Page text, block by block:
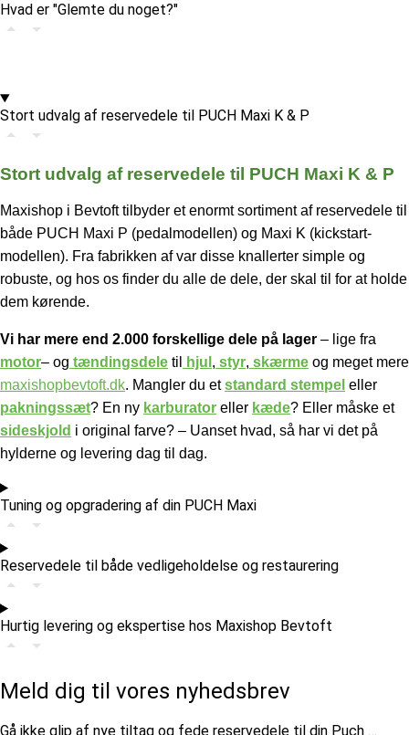
Hvad er "Glemte du noget?"
Stort udvalg af reservedele til PUCH Maxi K & P
Stort udvalg af reservedele til PUCH Maxi K & P
Maxishop i Bevtoft tilbyder et enormt sortiment af reservedele til
både PUCH Maxi P (pedalmodellen) og Maxi K (kickstart-
modellen). Fra fabrikken af var disse knallerter simple og
robuste, og hos os finder du alle de dele, der skal til for at holde
dem kørende.
Vi har mere end 2.000 forskellige dele på lager – lige fra
motor– og tændingsdele til hjul , styr, skærme og meget mere
maxishopbevtoft.dk. Mangler du etstandard stempel eller
pakningssæt? En ny karburator eller kæde? Eller måske et
sideskjold i original farve? – Uanset hvad, så har vi det på
hylderne og levering dag til dag.
Tuning og opgradering af din PUCH Maxi
Reservedele til både vedligeholdelse og restaurering
Hurtig levering og ekspertise hos Maxishop Bevtoft
Meld dig til vores nyhedsbrev
​Gå ikke glip af nye tiltag og fede reservedele til din Puch …